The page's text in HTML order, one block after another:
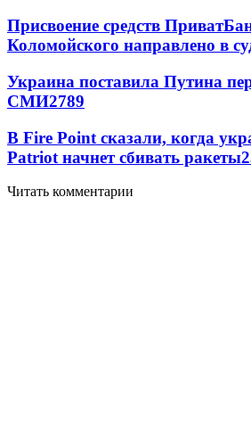
Присвоение средств
Коломойского направлено в
Украина поставила Путина
СМИ2789
В Fire Point сказали, когда
Patriot начнет сбивать ракеты
Читать комментарии